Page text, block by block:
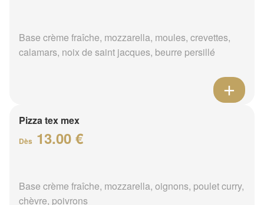
Base crème fraîche, mozzarella, moules, crevettes,
calamars, noix de saint jacques, beurre persillé
Pizza tex mex
Dès 13.00 €
Base crème fraîche, mozzarella, oignons, poulet curry,
chèvre, poivrons